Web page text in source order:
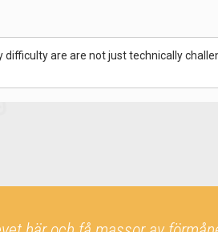
are are not just technically